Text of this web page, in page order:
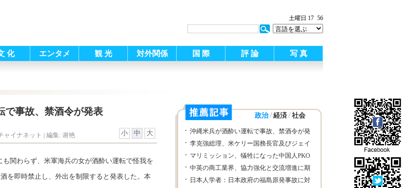
土曜日 17 56
化 エンタメ 観 光 対外関係 国 際 評 論 写 真
で事故、禁酒令が発表
ャイナネット | 編集: 谢艳 小 中 大
関わらず、米軍海兵の女が酒酔い運転で怪我を
を即時禁止し、外出を制限すると発表した。本
政治 / 経済 / 社会
沖縄米兵が酒酔い運転で事故、禁酒令が発
表
李克強総理、米ケリー国務長官及びジェイ
コブ・ルー財務長官と会見
マリミッション、犠牲になった中国人PKO
戦士・申亮亮氏の追悼式を開催
中英の商工業界、協力強化と交流増進に期
待
日本人学者：日本政府の福島原発事故に対